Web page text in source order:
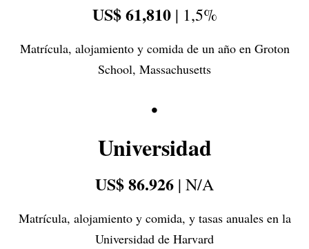
US$ 61,810| 1,5%
Matrícula, alojamiento y comida de un año en Groton
School, Massachusetts
•
Universidad
US$ 86.926 | N/A
Matrícula, alojamiento y comida, y tasas anuales en la
Universidad de Harvard